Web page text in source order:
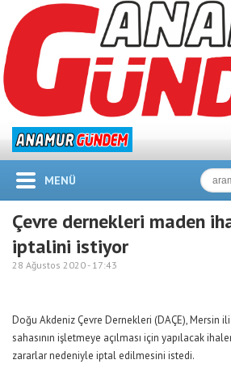
MENÜ
Çevre dernekleri maden
iptalini istiyor
28 Ağustos 2020 - 17:43
Doğu Akdeniz Çevre Dernekleri (DAÇE), Mersin ili
sahasının işletmeye açılması için yapılacak
zararlar nedeniyle iptal edilmesini istedi.